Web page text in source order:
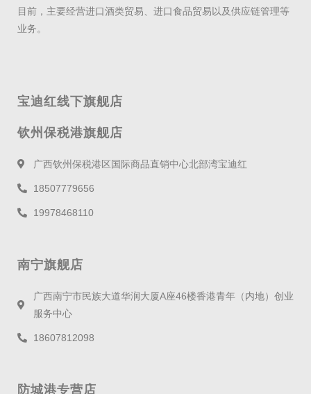
目前，主要经营进口酒类贸易、进口食品贸易以及供应链管理等
业务。
宝迪红线下旗舰店
钦州保税港旗舰店
广西钦州保税港区国际商品直销中心北部湾宝迪红
18507779656
19978468110
南宁旗舰店
广西南宁市民族大道华润大厦A座46楼香港青年（内地）创业
服务中心
18607812098
防城港专营店